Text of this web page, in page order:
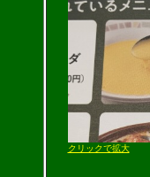
クリックで拡大